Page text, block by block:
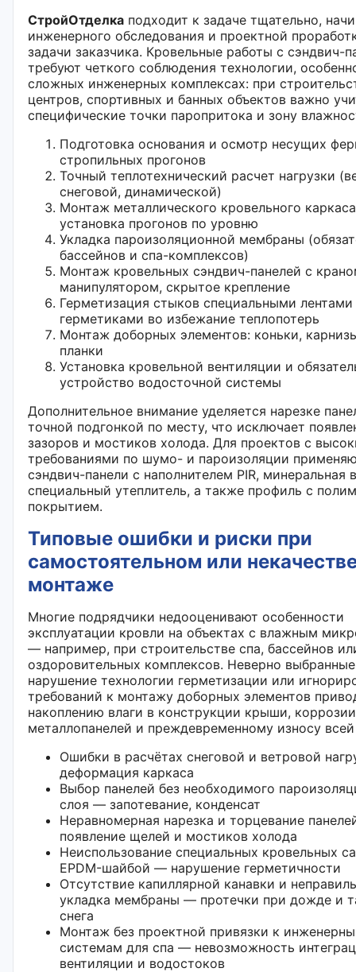
СтройОтделка подходит к задаче тщательно,
инженерного обследования и проектной
задачи заказчика. Кр​овельные работы с сэндвич-
требуют четкого соблюдения технологии,
сложных инженерных комплексах: при
центров, спортивных и банных объектов важно
специфические точки паропритока и зону
Подготовка основания и осмотр несущих
стропильных прогонов
Точный теплотехнический расчет нагрузки
снеговой, динамической)
Монтаж металлического кровельного
установка прогонов по уровню
Укладка пароизоляционной мембраны
бассейнов и спа-комплексов)
Монтаж кровельных сэндвич-панелей с
манипулятором, скрытое крепление
Герметизация стыков специальными лентами
герметиками во избежание теплопотерь
Монтаж доборных элементов: коньки,
планки
Установка кровельной вентиляции и
устройство водосточной системы
Дополнительное внимание уделяется нарезке
точной подгонкой по месту, что исключает
зазоров и мостиков холода. Для проектов с
требованиями по шумо- и пароизоляции
сэндвич-панели с наполнителем PIR, минеральная
специальный утеплитель, а также профиль с
покрытием.
Типовые ошибки и риски при
самостоятельном или
монтаже
Многие подрядчики недооценивают особенности
эксплуатации кровли на объектах с влажным
— например, при строительстве спа, бассейнов
оздоровительных комплексов. Неверно
нарушение технологии герметизации или
требований к монтажу доборных элементов
накоплению влаги в конструкции крыши, коррозии
металлопанелей и преждевременному износу
Ошибки в расчётах снеговой и ветровой
деформация каркаса
Выбор панелей без необходимого
слоя — запотевание, конденсат
Неравномерная нарезка и торцевание
появление щелей и мостиков холода
Неиспользование специальных кровельных
EPDM-шайбой — нарушение герметичности
Отсутствие капиллярной канавки и
укладка мембраны — протечки при дожде и
снега
Монтаж без проектной привязки к
системам для спа — невозможность
вентиляции и водостоков